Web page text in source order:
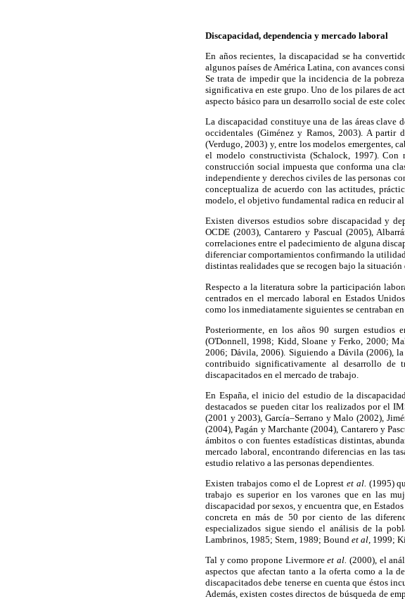
Discapacidad, dependencia y mercado laboral
En años recientes, la discapacidad se ha
algunos países de América Latina, con avances
Se trata de impedir que la incidencia de la
significativa en este grupo. Uno de los pilares de
aspecto básico para un desarrollo social de este
La discapacidad constituye una de las áreas
occidentales (Giménez y Ramos, 2003). A partir
(Verdugo, 2003) y, entre los modelos emergentes,
el modelo constructivista (Schalock, 1997).
construcción social impuesta que conforma una
independiente y derechos civiles de las personas
conceptualiza de acuerdo con las actitudes,
modelo, el objetivo fundamental radica en reducir
Existen diversos estudios sobre discapacidad y
OCDE (2003), Cantarero y Pascual (2005),
correlaciones entre el padecimiento de alguna
diferenciar comportamientos confirmando la
distintas realidades que se recogen bajo la
Respecto a la literatura sobre la participación
centrados en el mercado laboral en Estados
como los inmediatamente siguientes se centraban
Posteriormente, en los años 90 surgen estudios
(O'Donnell, 1998; Kidd, Sloane y Ferko, 2000;
2006; Dávila, 2006). Siguiendo a Dávila (2006),
contribuido significativamente al desarrollo de
discapacitados en el mercado de trabajo.
En España, el inicio del estudio de la
destacados se pueden citar los realizados por el
(2001 y 2003), García–Serrano y Malo (2002),
(2004), Pagán y Marchante (2004), Cantarero y
ámbitos o con fuentes estadísticas distintas,
mercado laboral, encontrando diferencias en las
estudio relativo a las personas dependientes.
Existen trabajos como el de Loprest et al. (1995)
trabajo es superior en los varones que en las
discapacidad por sexos, y encuentra que, en
concreta en más de 50 por ciento de las
especializados sigue siendo el análisis de la
Lambrinos, 1985; Stern, 1989; Bound et al, 1999;
Tal y como propone Livermoreet al. (2000), el
aspectos que afectan tanto a la oferta como a la
discapacitados debe tenerse en cuenta que éstos
Además, existen costes directos de búsqueda de